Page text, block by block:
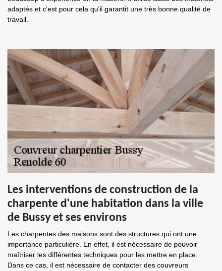
adaptés et c'est pour cela qu'il garantit une très bonne qualité de
travail.
Les interventions de construction de la
charpente d'une habitation dans la ville
de Bussy et ses environs
Les charpentes des maisons sont des structures qui ont une
importance particulière. En effet, il est nécessaire de pouvoir
maîtriser les différentes techniques pour les mettre en place.
Dans ce cas, il est nécessaire de contacter des couvreurs